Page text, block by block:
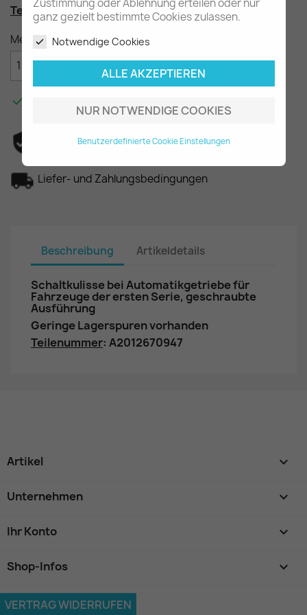
Zustimmung oder Ablehnung erteilen oder nur
ganz gezielt bestimmte Cookies zulassen.
Notwendige Cookies
ALLE AKZEPTIEREN
NUR NOTWENDIGE COOKIES
Benutzerdefinierte Cookie Einstellungen
Teilenummer: A2012670947
Menge
 IN DEN WARENKORB

Datenschutzerklärung
Liefer- und Zahlungsbedingungen
Beschreibung Artikeldetails
Schaltkulisse bei Automatikgetriebe für
Fahrzeuge der ersten Serie, geschraubte
Ausführung
Geringe Lagerspuren vorhanden
Teilenummer: A2012670947
Artikel 
Unternehmen 
Ihr Konto 
Shop-Infos keyboard_arrow_down
VERTRAG WIDERRUFEN